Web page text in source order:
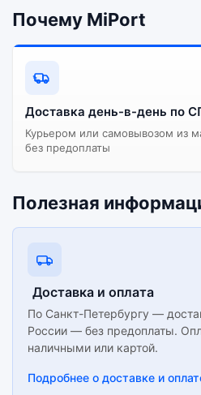
Почему MiPort
Доставка день-в-день по
Курьером или самовывозом из
без предоплаты
Полезная
Доставка и оплата
По Санкт-Петербургу —
России — без предоплаты.
наличными или картой.
Подробнее о доставке и